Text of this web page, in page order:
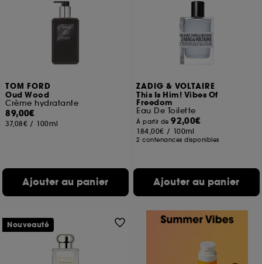
TOM FORD
Oud Wood
Crème hydratante
89,00€
37,08€ / 100ml
Ajouter au panier
ZADIG & VOLTAIRE
This Is Him! Vibes Of
Freedom
Eau De Toilette
À partir de92,00€
184,00€ / 100ml
2 contenances disponibles
Ajouter au panier
Nouveauté